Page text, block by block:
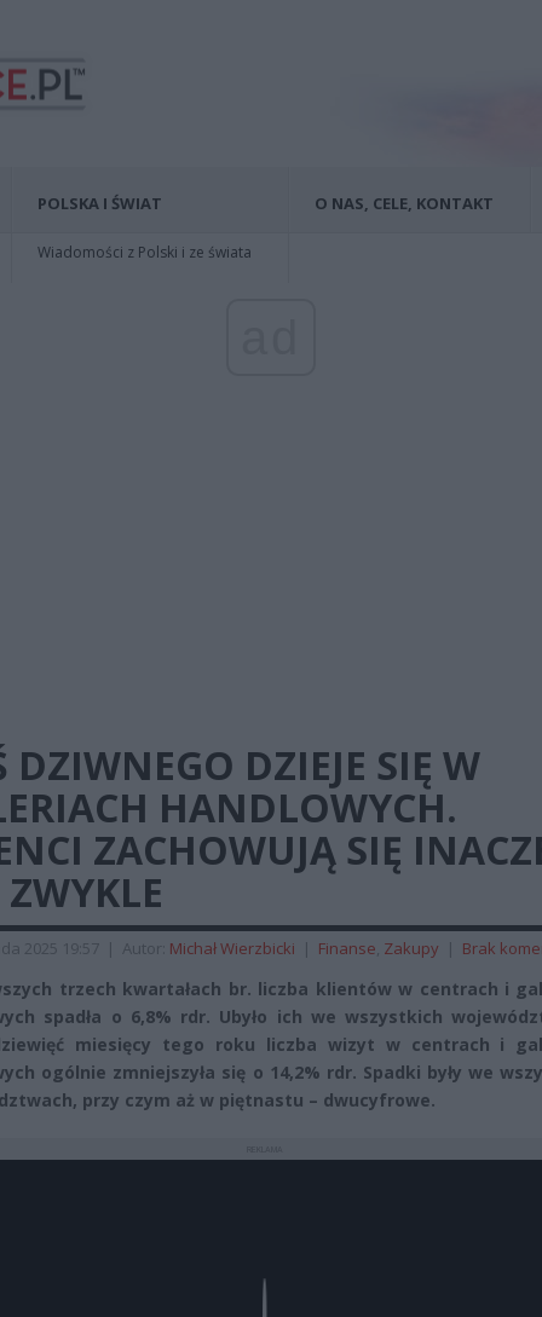
POLSKA I ŚWIAT
Wiadomości z Polski i ze świata
O NAS, CELE, KONTAKT
DZIWNEGO DZIEJE SIĘ W
HANDLOWYCH.
ZACHOWUJĄ SIĘ
2025 19:57 | Autor: Michał Wierzbicki | Finanse Zakupy | Brak
trzech kwartałach br. liczba klientów w centrach i
spadła o 6,8% rdr. Ubyło ich we wszystkich
miesięcy tego roku liczba wizyt w centrach i
ogólnie zmniejszyła się o 14,2% rdr. Spadki były we
przy czym aż w piętnastu – dwucyfrowe.